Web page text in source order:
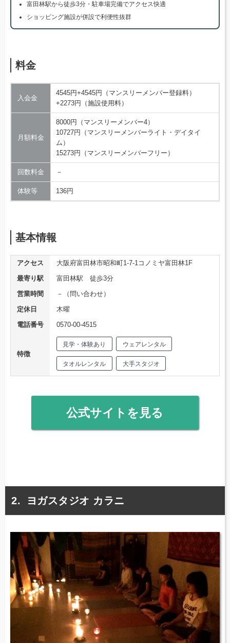
富田林駅から徒歩3分・駐車場完備でアクセス快適
ショッピング施設が併設で利便性抜群
料金
入会金
4545円+4545円（マンスリーメンバー登録料）
+2273円（施設使用料）
月額料金
8000円（マンスリーメンバー4）
10727円（マンスリーメンバーライト・デイタイ
ム）
15273円（マンスリーメンバーフリー）
回数料金 －
体験等 136円
基本情報
アクセス
大阪府富田林市昭和町1-7-1コノミヤ富田林1F
最寄り駅
富田林駅 徒歩3分
営業時間
－（問い合わせ）
定休日
木曜
電話番号
0570-00-4515
特徴
見学・体験あり ウェアレンタル
タオルレンタル 大手スタジオ
公式サイトを見る
ヨガスタジオ カラニ